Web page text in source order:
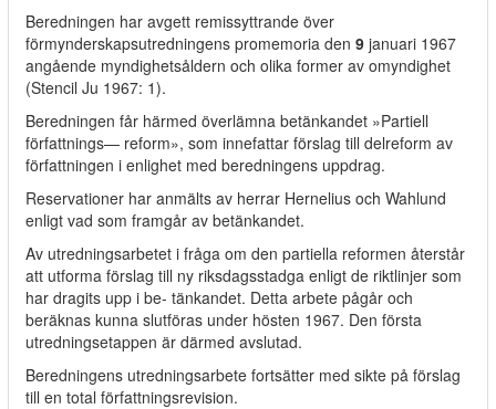
Beredningen har avgett remissyttrande över
förmynderskapsutredningens promemoria den 9 januari 1967
angående myndighetsåldern och olika former av omyndighet
(Stencil Ju 1967: 1).
Beredningen får härmed överlämna betänkandet »Partiell
författnings— reform», som innefattar förslag till delreform av
författningen i enlighet med beredningens uppdrag.
Reservationer har anmälts av herrar Hernelius och Wahlund
enligt vad som framgår av betänkandet.
Av utredningsarbetet i fråga om den partiella reformen återstår
att utforma förslag till ny riksdagsstadga enligt de riktlinjer som
har dragits upp i be- tänkandet. Detta arbete pågår och
beräknas kunna slutföras under hösten 1967. Den första
utredningsetappen är därmed avslutad.
Beredningens utredningsarbete fortsätter med sikte på förslag
till en total författningsrevision.